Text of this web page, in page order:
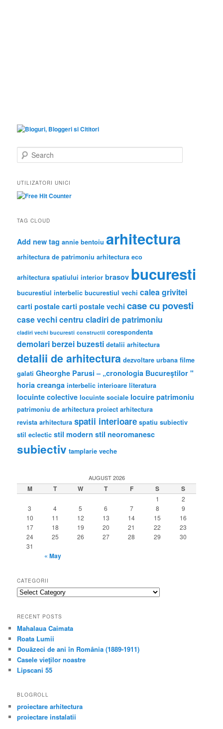
e
r
c
h
UTILIZATORI UNICI
TAG CLOUD
Add new tag annie bentoiu arhitectura
arhitectura de patrimoniu arhitectura eco
arhitectura spatiului interior brasov bucuresti
bucurestiul interbelic bucurestiul vechi calea grivitei
carti postale carti postale vechi case cu povesti
case vechicentru cladiri de patrimoniu
cladiri vechi bucuresti constructii corespondenta
demolari berzei buzesti detalii arhitectura
detalii de arhitectura dezvoltare urbana filme
galati Gheorghe Parusi – „cronologia Bucureştilor "
horia creanga interbelic interioare literatura
locuinte colective locuinte sociale locuire patrimoniu
patrimoniu de arhitectura proiect arhitectura
revista arhitectura spatii interioare spatiu subiectiv
stil eclectic stil modern stil neoromanesc
subiectiv tamplarie veche
AUGUST 2026
M T W T F S S
1
2
3
4 5 6 7 8
9
10
11 12 13 14 15
16
17
18 19 20 21 22
23
24
25 26 27 28 29
30
31
« May
CATEGORII
categorii
RECENT POSTS
Mahalaua Caimata
Roata Lumii
Douăzeci de ani în România (1889-1911)
Casele vieţilor noastre
Lipscani 55
BLOGROLL
proiectare arhitectura
proiectare instalatii